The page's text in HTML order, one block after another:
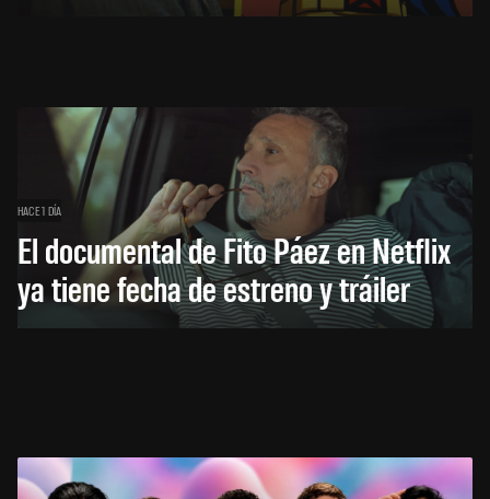
HACE 1 DÍA
El documental de Fito Páez en Netflix
ya tiene fecha de estreno y tráiler